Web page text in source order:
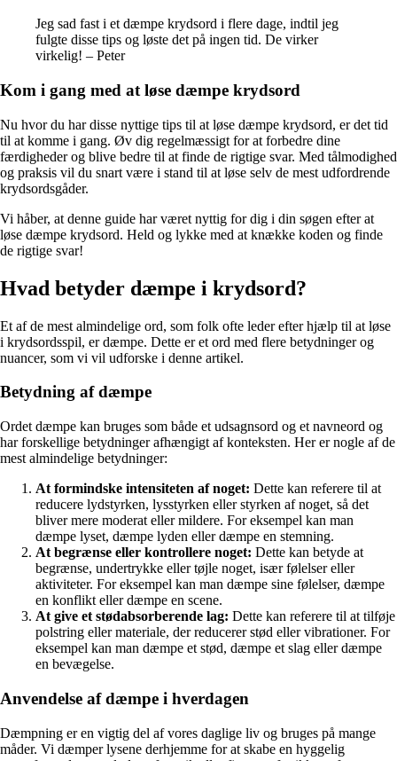
Jeg sad fast i et dæmpe krydsord i flere dage, indtil jeg
fulgte disse tips og løste det på ingen tid. De virker
virkelig! – Peter
Kom i gang med at løse dæmpe krydsord
Nu hvor du har disse nyttige tips til at løse dæmpe krydsord, er det tid
til at komme i gang. Øv dig regelmæssigt for at forbedre dine
færdigheder og blive bedre til at finde de rigtige svar. Med tålmodighed
og praksis vil du snart være i stand til at løse selv de mest udfordrende
krydsordsgåder.
Vi håber, at denne guide har været nyttig for dig i din søgen efter at
løse dæmpe krydsord. Held og lykke med at knække koden og finde
de rigtige svar!
Hvad betyder dæmpe i krydsord?
Et af de mest almindelige ord, som folk ofte leder efter hjælp til at løse
i krydsordsspil, er dæmpe. Dette er et ord med flere betydninger og
nuancer, som vi vil udforske i denne artikel.
Betydning af dæmpe
Ordet dæmpe kan bruges som både et udsagnsord og et navneord og
har forskellige betydninger afhængigt af konteksten. Her er nogle af de
mest almindelige betydninger:
At formindske intensiteten af noget: Dette kan referere til at
reducere lydstyrken, lysstyrken eller styrken af noget, så det
bliver mere moderat eller mildere. For eksempel kan man
dæmpe lyset, dæmpe lyden eller dæmpe en stemning.
At begrænse eller kontrollere noget: Dette kan betyde at
begrænse, undertrykke eller tøjle noget, især følelser eller
aktiviteter. For eksempel kan man dæmpe sine følelser, dæmpe
en konflikt eller dæmpe en scene.
At give et stødabsorberende lag: Dette kan referere til at tilføje
polstring eller materiale, der reducerer stød eller vibrationer. For
eksempel kan man dæmpe et stød, dæmpe et slag eller dæmpe
en bevægelse.
Anvendelse af dæmpe i hverdagen
Dæmpning er en vigtig del af vores daglige liv og bruges på mange
måder. Vi dæmper lysene derhjemme for at skabe en hyggelig